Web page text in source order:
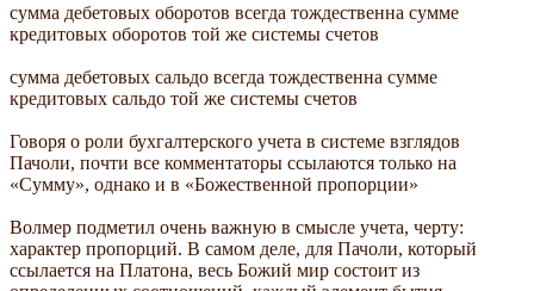
сумма дебетовых оборотов всегда тождественна сумме
кредитовых оборотов той же системы счетов
сумма дебетовых сальдо всегда тождественна сумме
кредитовых сальдо той же системы счетов
Говоря о роли бухгалтерского учета в системе взглядов
Пачоли, почти все комментаторы ссылаются только на
«Сумму», однако и в «Божественной пропорции»
Волмер подметил очень важную в смысле учета, черту:
характер пропорций. В самом деле, для Пачоли, который
ссылается на Платона, весь Божий мир состоит из